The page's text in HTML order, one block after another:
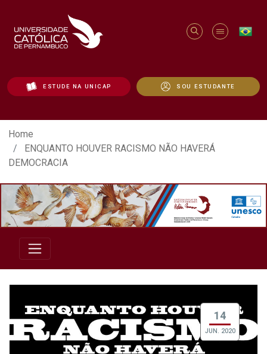
ESTUDE NA UNICAP SOU ESTUDANTE
ENQUANTO HOUVER RACISMO NÃO
Home
ENQUANTO HOUVER RACISMO NÃO HAVERÁ
DEMOCRACIA
14
JUN. 2020